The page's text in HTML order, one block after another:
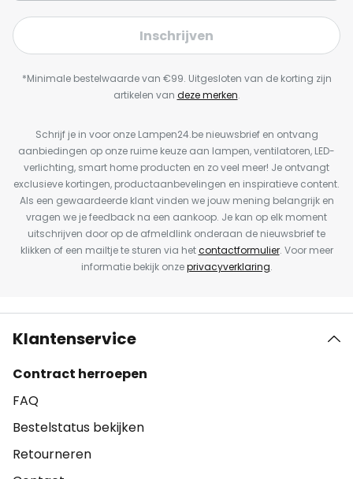
Inschrijven
*Minimale bestelwaarde van €99. Uitgesloten van de korting zijn
artikelen van deze merken.
Schrijf je in voor onze Lampen24.be nieuwsbrief en ontvang
aanbiedingen op onze ruime keuze aan lampen, ventilatoren, LED-
verlichting, smart home producten en zo veel meer! Je ontvangt
exclusieve kortingen, productaanbevelingen en inspiratieve content.
Als een gewaardeerde klant vinden we jouw mening belangrijk en
vragen we je feedback na een aankoop. Je kan op elk moment
uitschrijven door op de afmeldlink onderaan de nieuwsbrief te
klikken of een mailtje te sturen via hetcontactformulier. Voor meer
informatie bekijk onzeprivacyverklaring.
Klantenservice
Contract herroepen
FAQ
Bestelstatus bekijken
Retourneren